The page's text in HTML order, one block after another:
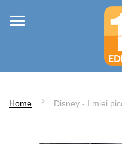
al
Home Disney - I miei